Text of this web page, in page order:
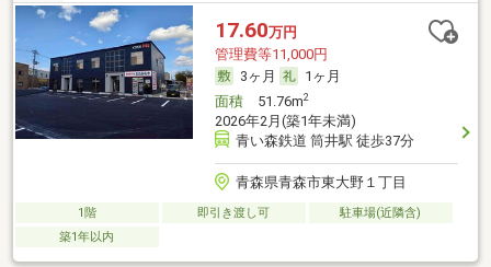
17.60万円
管理費等11,000円
3ヶ月
1ヶ月
面積51.76m2
2026年2月(築1年未満)
青い森鉄道 筒井駅 徒歩37分
青森県青森市東大野１丁目
1階 即引き渡し可
駐車場(近隣含)
築1年以内